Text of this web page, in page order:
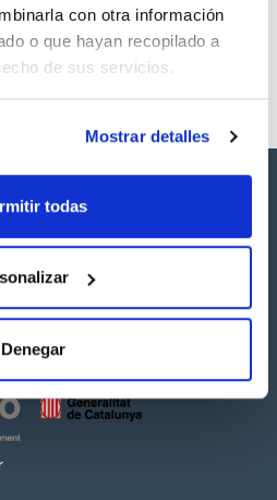
con otra información
o que hayan recopilado a
de sus servicios.
Mostrar detalles
todas
Denegar